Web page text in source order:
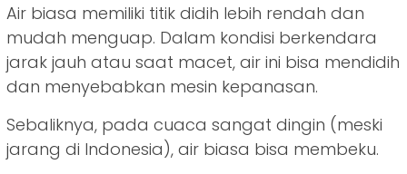
Air biasa memiliki titik didih lebih rendah dan
mudah menguap. Dalam kondisi berkendara
jarak jauh atau saat macet, air ini bisa mendidih
dan menyebabkan mesin kepanasan.
Sebaliknya, pada cuaca sangat dingin (meski
jarang di Indonesia), air biasa bisa membeku.